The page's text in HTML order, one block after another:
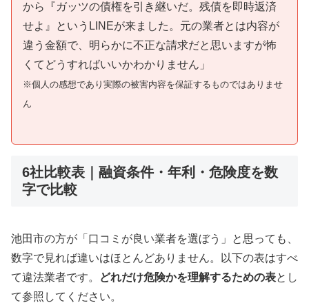
から『ガッツの債権を引き継いだ。残債を即時返済
せよ』というLINEが来ました。元の業者とは内容が
違う金額で、明らかに不正な請求だと思いますが怖
くてどうすればいいかわかりません」
※個人の感想であり実際の被害内容を保証するものではありませ
ん
6社比較表｜融資条件・年利・危険度を数
字で比較
池田市の方が「口コミが良い業者を選ぼう」と思っても、
数字で見れば違いはほとんどありません。以下の表はすべ
て違法業者です。
どれだけ危険かを理解するための表とし
て参照してください。